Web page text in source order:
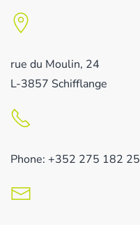
rue du Moulin, 24
L-3857 Schifflange
Phone: +352 275 182 25